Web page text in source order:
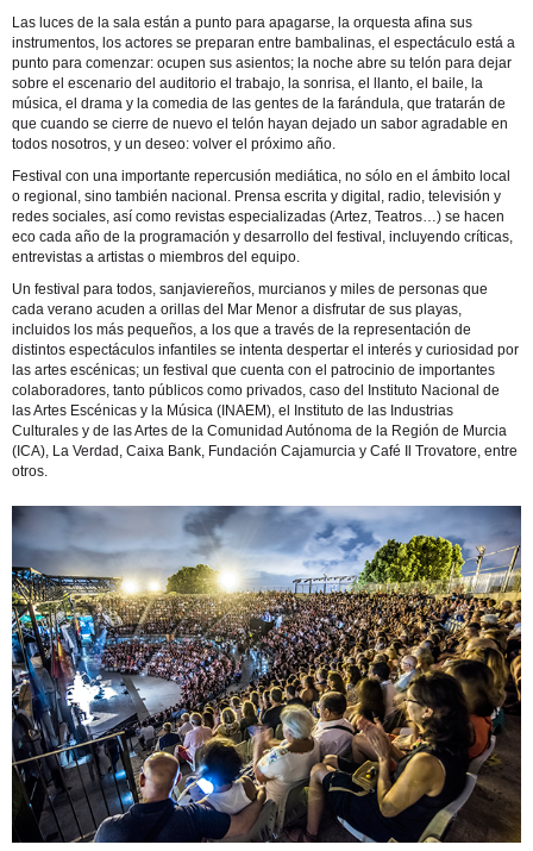
Las luces de la sala están a punto para apagarse, la orquesta afina sus
instrumentos, los actores se preparan entre bambalinas, el espectáculo está a
punto para comenzar: ocupen sus asientos; la noche abre su telón para dejar
sobre el escenario del auditorio el trabajo, la sonrisa, el llanto, el baile, la
música, el drama y la comedia de las gentes de la farándula, que tratarán de
que cuando se cierre de nuevo el telón hayan dejado un sabor agradable en
todos nosotros, y un deseo: volver el próximo año.
Festival con una importante repercusión mediática, no sólo en el ámbito local
o regional, sino también nacional. Prensa escrita y digital, radio, televisión y
redes sociales, así como revistas especializadas (Artez, Teatros…) se hacen
eco cada año de la programación y desarrollo del festival, incluyendo críticas,
entrevistas a artistas o miembros del equipo.
Un festival para todos, sanjaviereños, murcianos y miles de personas que
cada verano acuden a orillas del Mar Menor a disfrutar de sus playas,
incluidos los más pequeños, a los que a través de la representación de
distintos espectáculos infantiles se intenta despertar el interés y curiosidad por
las artes escénicas; un festival que cuenta con el patrocinio de importantes
colaboradores, tanto públicos como privados, caso del Instituto Nacional de
las Artes Escénicas y la Música (INAEM), el Instituto de las Industrias
Culturales y de las Artes de la Comunidad Autónoma de la Región de Murcia
(ICA), La Verdad, Caixa Bank, Fundación Cajamurcia y Café Il Trovatore, entre
otros.